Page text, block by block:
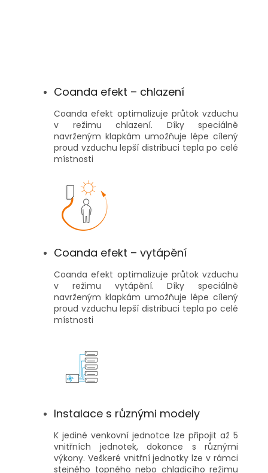
Coanda efekt – chlazení
Coanda efekt optimalizuje průtok vzduchu
v režimu chlazení. Díky speciálně
navrženým klapkám umožňuje lépe cílený
proud vzduchu lepší distribuci tepla po celé
místnosti
Coanda efekt – vytápění
Coanda efekt optimalizuje průtok vzduchu
v režimu vytápění. Díky speciálně
navrženým klapkám umožňuje lépe cílený
proud vzduchu lepší distribuci tepla po celé
místnosti
Instalace s různými modely
K jediné venkovní jednotce lze připojit až 5
vnitřních jednotek, dokonce s různými
výkony. Veškeré vnitřní jednotky lze v rámci
stejného topného nebo chladicího režimu